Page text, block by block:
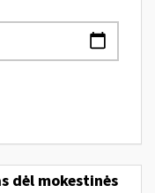
dėl mokestinės